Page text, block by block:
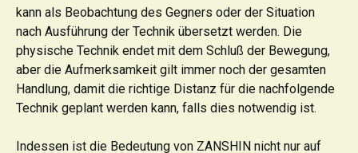
kann als Beobachtung des Gegners oder der Situation
nach Ausführung der Technik übersetzt werden. Die
physische Technik endet mit dem Schluß der Bewegung,
aber die Aufmerksamkeit gilt immer noch der gesamten
Handlung, damit die richtige Distanz für die nachfolgende
Technik geplant werden kann, falls dies notwendig ist.
Indessen ist die Bedeutung von ZANSHIN nicht nur auf